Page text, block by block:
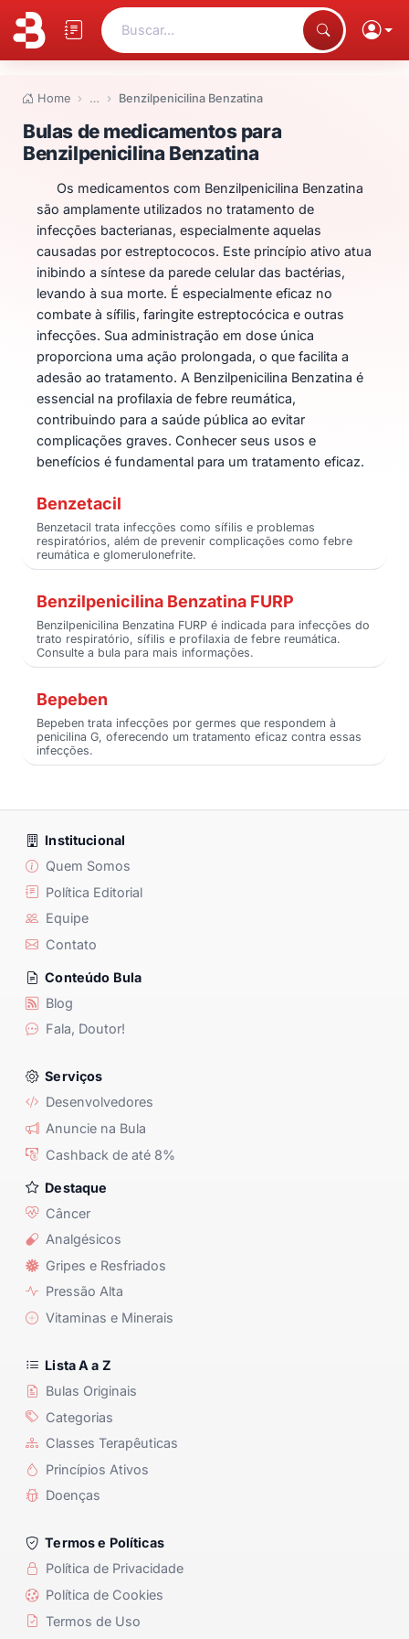
Buscar...
Home … Benzilpenicilina Benzatina
Bulas de medicamentos para
Bulas de medicamentos para
Benzilpenicilina Benzatina
Os medicamentos com Benzilpenicilina Benzatina
são amplamente utilizados no tratamento de
infecções bacterianas, especialmente aquelas
causadas por estreptococos. Este princípio ativo atua
inibindo a síntese da parede celular das bactérias,
levando à sua morte. É especialmente eficaz no
combate à sífilis, faringite estreptocócica e outras
infecções. Sua administração em dose única
proporciona uma ação prolongada, o que facilita a
adesão ao tratamento. A Benzilpenicilina Benzatina é
essencial na profilaxia de febre reumática,
contribuindo para a saúde pública ao evitar
complicações graves. Conhecer seus usos e
benefícios é fundamental para um tratamento eficaz.
Benzetacil
Benzetacil trata infecções como sífilis e problemas
respiratórios, além de prevenir complicações como febre
reumática e glomerulonefrite.
Benzilpenicilina Benzatina FURP
Benzilpenicilina Benzatina FURP é indicada para infecções do
trato respiratório, sífilis e profilaxia de febre reumática.
Consulte a bula para mais informações.
Bepeben
Bepeben trata infecções por germes que respondem à
penicilina G, oferecendo um tratamento eficaz contra essas
infecções.
Institucional
Quem Somos
Política Editorial
Equipe
Contato
Conteúdo Bula
Blog
Fala, Doutor!
Serviços
Desenvolvedores
Anuncie na Bula
Cashback de até 8%
Destaque
Câncer
Analgésicos
Gripes e Resfriados
Pressão Alta
Vitaminas e Minerais
Lista A a Z
Bulas Originais
Categorias
Classes Terapêuticas
Princípios Ativos
Doenças
Termos e Políticas
Política de Privacidade
Política de Cookies
Termos de Uso